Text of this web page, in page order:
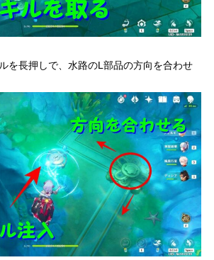
を長押しで、水路のL部品の方向を合わせ